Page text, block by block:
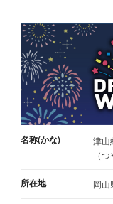
名称(かな)
津山
（
所在地 岡山